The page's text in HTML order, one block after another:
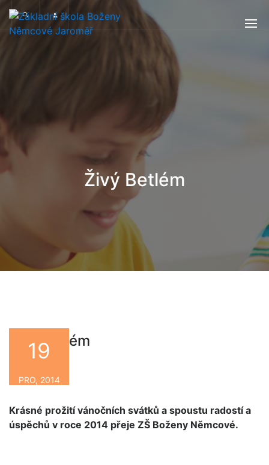
Živý Betlém
Živý Betlém
19
PRO, 2014
Krásné prožití vánočních svátků a spoustu radostí a
úspěchů v roce 2014 přeje ZŠ Boženy Němcové.